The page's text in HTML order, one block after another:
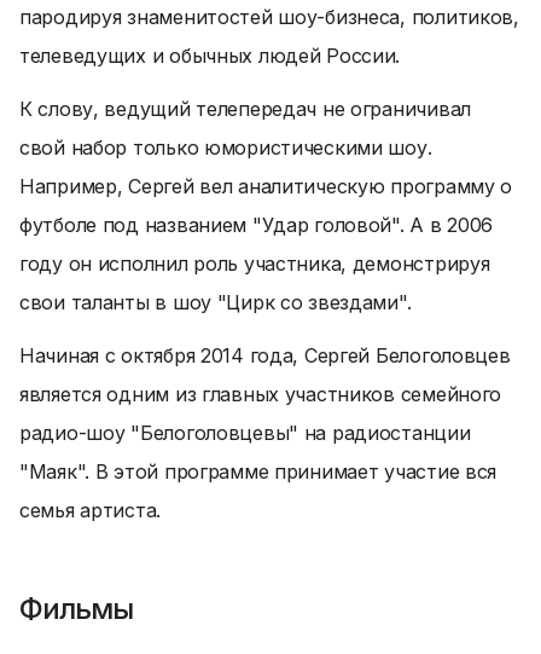
пародируя знаменитостей шоу-бизнеса, политиков,
телеведущих и обычных людей России.
К слову, ведущий телепередач не ограничивал
свой набор только юмористическими шоу.
Например, Сергей вел аналитическую программу о
футболе под названием "Удар головой". А в 2006
году он исполнил роль участника, демонстрируя
свои таланты в шоу "Цирк со звездами".
Начиная с октября 2014 года, Сергей Белоголовцев
является одним из главных участников семейного
радио-шоу "Белоголовцевы" на радиостанции
"Маяк". В этой программе принимает участие вся
семья артиста.
Фильмы